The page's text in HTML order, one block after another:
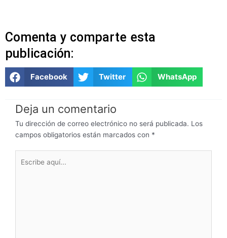
Comenta y comparte esta
publicación:
Facebook Twitter WhatsApp
Deja un comentario
Tu dirección de correo electrónico no será publicada. Los
campos obligatorios están marcados con *
aquí...